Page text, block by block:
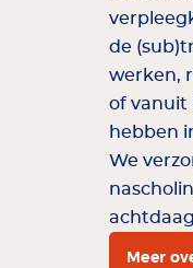
de
werken,
of vanuit
hebben
We
Meer